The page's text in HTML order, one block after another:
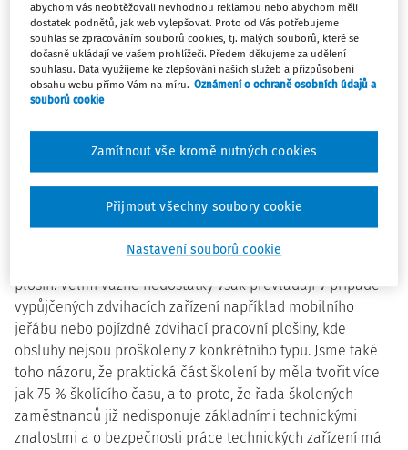
prostředků pro zavěšení a uchopení břemen,
nejčastějším nedostatkem je neuvedení v osnově
školení jeřábníků, pro jaký konkrétní typ jeřábu byl
jeřábník vyškolen.
dokladu jeřábníka nebo vazače automaticky problematiku
nový zaměstnanec ovládá a vše zná, takže zaměstnavatel
nemá další povinnost v oblasti bezpečnosti práce
vztahující se k vykonávané práce a k rizikům, s nimiž může
zaměstnanec přijít do styku na pracovišti, na kterém je
práce vykonávána (
§ 103 zákoníku práce
plošin. Velmi vážné nedostatky však převládají v případě
vypůjčených zdvihacích zařízení například mobilního
jeřábu nebo pojízdné zdvihací pracovní plošiny, kde
obsluhy nejsou proškoleny z konkrétního typu. Jsme také
toho názoru, že praktická část školení by měla tvořit více
jak 75 % školícího času, a to proto, že řada školených
zaměstnanců již nedisponuje základními technickými
znalostmi a o bezpečnosti práce technických zařízení má
abychom vás neobtěžovali nevhodnou reklamou nebo abychom měli
dostatek podnětů, jak web vylepšovat. Proto od Vás potřebujeme
souhlas se zpracováním souborů cookies, tj. malých souborů, které se
dočasně ukládají ve vašem prohlížeči. Předem děkujeme za udělení
souhlasu. Data využijeme ke zlepšování našich služeb a přizpůsobení
obsahu webu přímo Vám na míru. Oznámení o ochraně osobních údajů a
souborů cookie
Nastavení souborů cookie
Zamítnout vše kromě nutných cookies
Přijmout všechny soubory cookie